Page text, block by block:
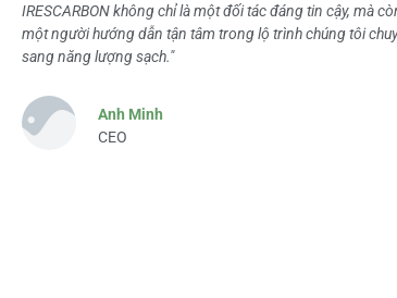
IRESCARBON không chỉ là một đối tác đáng tin cậy, mà
một người hướng dẫn tận tâm trong lộ trình chúng tôi
sang năng lượng sạch."
Anh Minh
CEO